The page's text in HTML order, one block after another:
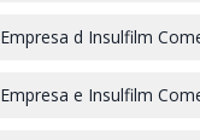
Empresa d Insulfilm
Empresa e Insulfilm